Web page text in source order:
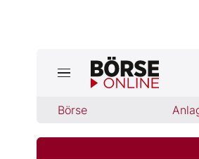
Börse
Börse